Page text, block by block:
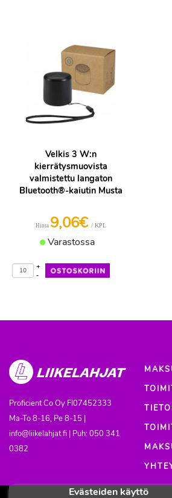
Velkis 3 W:n
kierrätysmuovista
valmistettu langaton
Bluetooth®-kaiutin Musta
Hinta 9,06€ / KPL
Varastossa
-
+
Proficient Co Oy FI07452333
Ma-To 8-16, Pe 8-15 |
info@liikelahjat.fi | Puh: 050 341
0382
Evästeiden käyttö